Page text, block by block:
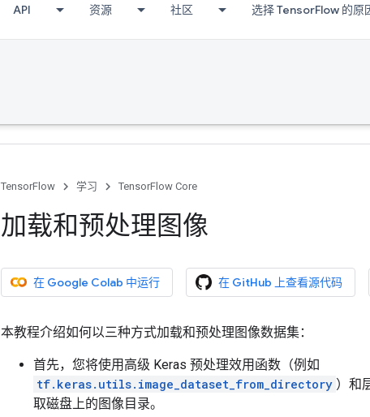
API 资源 社区 选择 TensorFlow 的原
TensorFlow 学习 TensorFlow Core
加载和预处理图像
在 Google Colab 中运行 在 GitHub 上查看源代码
本教程介绍如何以三种方式加载和预处理图像数据集：
首先，您将使用高级 Keras 预处理效用函数（例如
tf.keras.utils.image_dataset_from_directory ）和
取磁盘上的图像目录。